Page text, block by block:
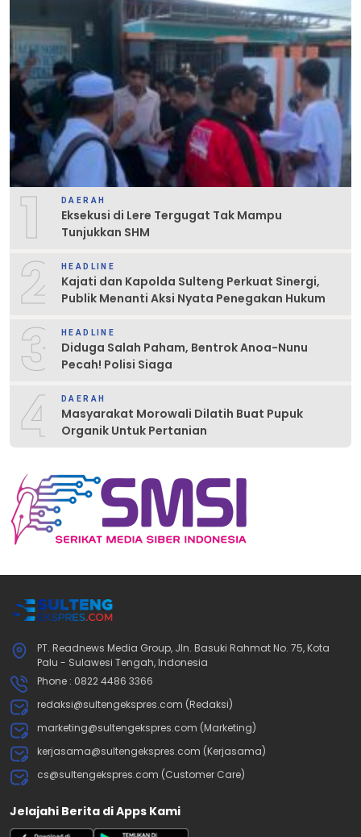
1 DAERAH
Eksekusi di Lere Tergugat Tak Mampu
Tunjukkan SHM
2 HEADLINE
Kajati dan Kapolda Sulteng Perkuat Sinergi,
Publik Menanti Aksi Nyata Penegakan Hukum
3 HEADLINE
Diduga Salah Paham, Bentrok Anoa-Nunu
Pecah! Polisi Siaga
4 DAERAH
Masyarakat Morowali Dilatih Buat Pupuk
Organik Untuk Pertanian
PT. Readnews Media Group, Jln. Basuki Rahmat No. 75, Kota
Palu - Sulawesi Tengah, Indonesia
Phone : 0822 4486 3366
redaksi@sultengekspres.com (Redaksi)
marketing@sultengekspres.com (Marketing)
kerjasama@sultengekspres.com (Kerjasama)
cs@sultengekspres.com (Customer Care)
Jelajahi Berita di Apps Kami